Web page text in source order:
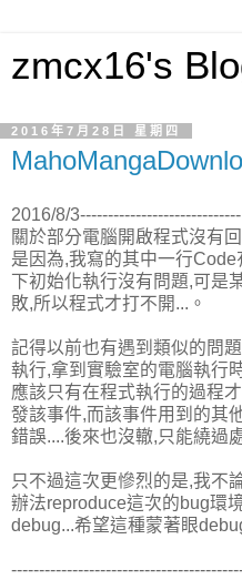
zmcx16's
2016年7月28日 星期四
2016/8/3-----------------------------
關於部分電腦開啟程式沒有
是因為,我寫的其中一行
下初始化執行沒有問題,可是
敗,所以程式才打不開...。
記得以前也有遇到類似的問
執行,拿到實驗室的電腦執行
應該只有在程式執行的過程
發該事件,而該事件用到的其
錯誤....後來也沒轍,只能繞過
只不過這次更慘烈的是,我不
辦法reproduce這次的bug環
debug...希望這種蒙著眼